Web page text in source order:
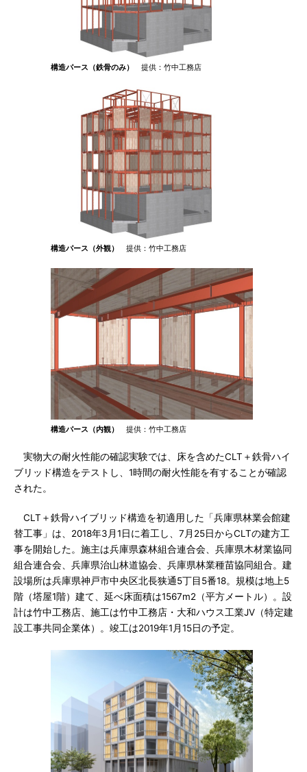
構造パース（鉄骨のみ） 提供：竹中工務店
構造パース（外観） 提供：竹中工務店
構造パース（内観） 提供：竹中工務店
実物大の耐火性能の確認実験では、床を含めたCLT＋鉄骨ハイ
ブリッド構造をテストし、1時間の耐火性能を有することが確認
された。
CLT＋鉄骨ハイブリッド構造を初適用した「兵庫県林業会館建
替工事」は、2018年3月1日に着工し、7月25日からCLTの建方工
事を開始した。施主は兵庫県森林組合連合会、兵庫県木材業協同
組合連合会、兵庫県治山林道協会、兵庫県林業種苗協同組合。建
設場所は兵庫県神戸市中央区北長狭通5丁目5番18。規模は地上5
階（塔屋1階）建て、延べ床面積は1567m2（平方メートル）。設
計は竹中工務店、施工は竹中工務店・大和ハウス工業JV（特定建
設工事共同企業体）。竣工は2019年1月15日の予定。